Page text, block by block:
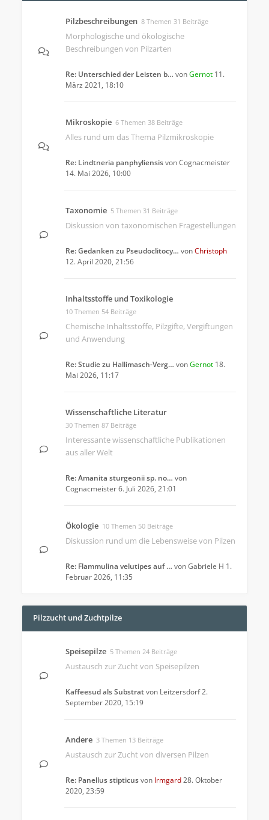
Pilzbeschreibungen 8 Themen 31 Beiträge
Morphologische und ökologische
Beschreibungen von Pilzarten
Re: Unterschied der Leisten b… vonGernot 11.
März 2021, 18:10
Mikroskopie 6 Themen 38 Beiträge
Alles rund um das Thema Pilzmikroskopie
Re: Lindtneria panphyliensisvonCognacmeister
14. Mai 2026, 10:00
Taxonomie 5 Themen 31 Beiträge
Diskussion von taxonomischen Fragestellungen
Re: Gedanken zu Pseudoclitocy… vonChristoph
12. April 2020, 21:56
Inhaltsstoffe und Toxikologie
10 Themen 54 Beiträge
Chemische Inhaltsstoffe, Pilzgifte, Vergiftungen
und Anwendung
Re: Studie zu Hallimasch-Verg… vonGernot 18.
Mai 2026, 11:17
Wissenschaftliche Literatur
30 Themen 87 Beiträge
Interessante wissenschaftliche Publikationen
aus aller Welt
Re: Amanita sturgeonii sp. no… von
Cognacmeister6. Juli 2026, 21:01
Ökologie 10 Themen 50 Beiträge
Diskussion rund um die Lebensweise von Pilzen
Re: Flammulina velutipes auf … vonGabriele H 1.
Februar 2026, 11:35
Pilzzucht und Zuchtpilze
Speisepilze 5 Themen 24 Beiträge
Austausch zur Zucht von Speisepilzen
Kaffeesud als Substratvon Leitzersdorf2.
September 2020, 15:19
Andere 3 Themen 13 Beiträge
Austausch zur Zucht von diversen Pilzen
Re: Panellus stipticusvon Irmgard28. Oktober
2020, 23:59